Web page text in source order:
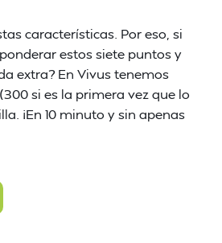
características. Por eso, si
estos siete puntos y
extra? En Vivus tenemos
(300 si es la primera vez que lo
¡En 10 minuto y sin apenas